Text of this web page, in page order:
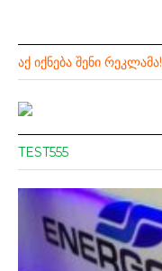
ᲐᲥ ᲘᲥᲜᲔᲑᲐ ᲨᲔᲜᲘ ᲠᲔᲙᲚᲐᲛᲐ!
TEST555